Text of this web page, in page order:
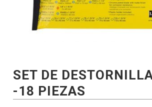
SET DE
-18 PIEZAS